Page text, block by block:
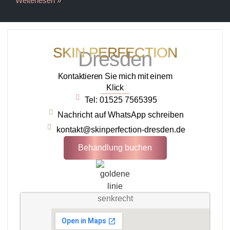
SKIN PERFECTION
Dresden
Kontaktieren Sie mich mit einem
Klick
Tel: 01525 7565395
Nachricht auf WhatsApp schreiben
kontakt@skinperfection-dresden.de
Behandlung buchen